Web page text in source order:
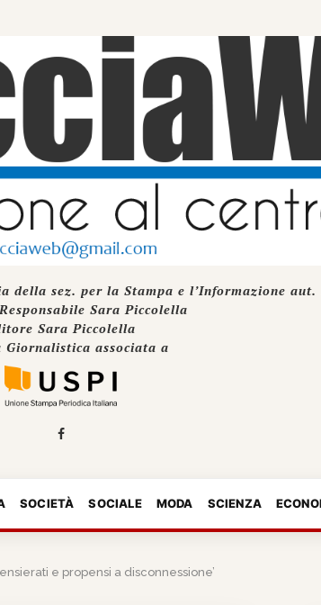
sez. per la Stampa e l’Informazione
Sara Piccolella
Sara Piccolella
Giornalistica associata a
SOCIETÀ SOCIALE MODA SCIENZA
e propensi a disconnessione’